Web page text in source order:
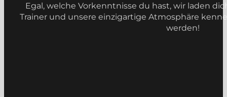
Egal, welche Vorkenntnisse du hast, wir laden
Trainer und unsere einzigartige Atmosphäre
werden!